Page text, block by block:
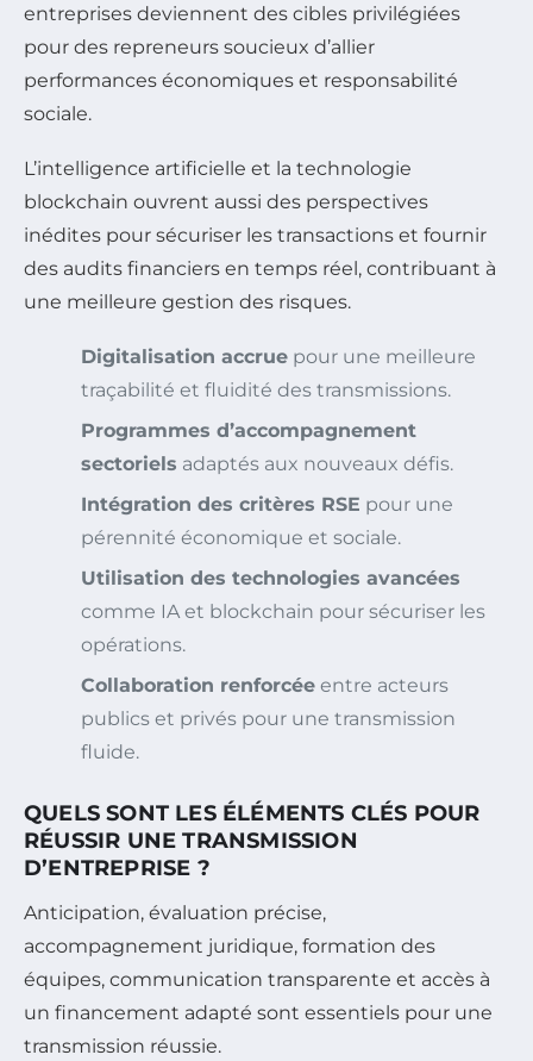
entreprises deviennent des cibles privilégiées
pour des repreneurs soucieux d’allier
performances économiques et responsabilité
sociale.
L’intelligence artificielle et la technologie
blockchain ouvrent aussi des perspectives
inédites pour sécuriser les transactions et fournir
des audits financiers en temps réel, contribuant à
une meilleure gestion des risques.
Digitalisation accrue pour une meilleure
traçabilité et fluidité des transmissions.
Programmes d’accompagnement
sectoriels adaptés aux nouveaux défis.
Intégration des critères RSE pour une
pérennité économique et sociale.
Utilisation des technologies avancées
comme IA et blockchain pour sécuriser les
opérations.
Collaboration renforcée entre acteurs
publics et privés pour une transmission
fluide.
QUELS SONT LES ÉLÉMENTS CLÉS POUR
RÉUSSIR UNE TRANSMISSION
D’ENTREPRISE ?
Anticipation, évaluation précise,
accompagnement juridique, formation des
équipes, communication transparente et accès à
un financement adapté sont essentiels pour une
transmission réussie.